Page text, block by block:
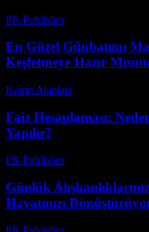
PR Publisher-
En Güzel Günbatımı
Keşfetmeye Hazır
Kamp Alanları
Faiz Hesaplaması:
Yapılır?
PR Publisher-
Günlük
Hayatınızı